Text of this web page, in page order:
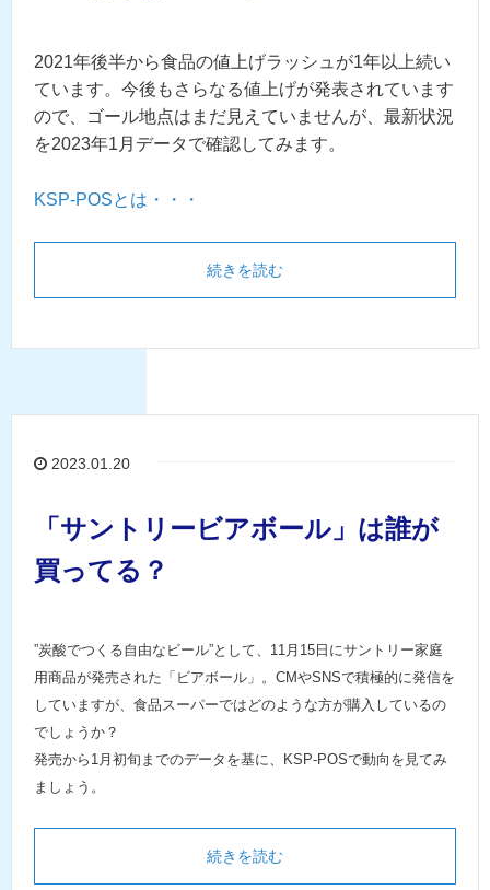
2021年後半から食品の値上げラッシュが1年以上続い
ています。今後もさらなる値上げが発表されています
ので、ゴール地点はまだ見えていませんが、最新状況
を2023年1月データで確認してみます。
KSP-POSとは・・・
続きを読む
2023.01.20
「サントリービアボール」は誰が
買ってる？
”炭酸でつくる自由なビール”として、11月15日にサントリー家庭
用商品が発売された「ビアボール」。CMやSNSで積極的に発信を
していますが、食品スーパーではどのような方が購入しているの
でしょうか？
発売から1月初旬までのデータを基に、KSP-POSで動向を見てみ
ましょう。
続きを読む